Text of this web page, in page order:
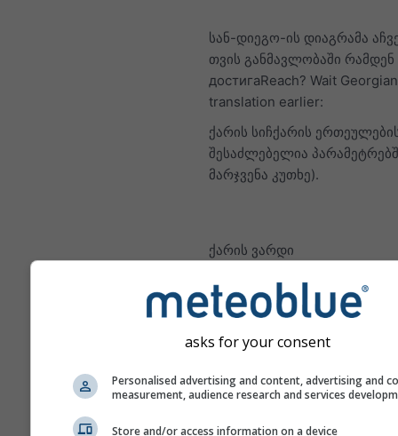
სან-დიეგო-ის დიაგრამა
თვის განმავლობაში
достигаReach? Wait Georgian
translation earlier:
ქარის სიჩქარის
შესაძლებელია
მარჯვენა კუთხე).
ქარის ვარდი
asks for your consent
Personalised advertising and content, advertising and
measurement, audience research and services
Store and/or access information on a device